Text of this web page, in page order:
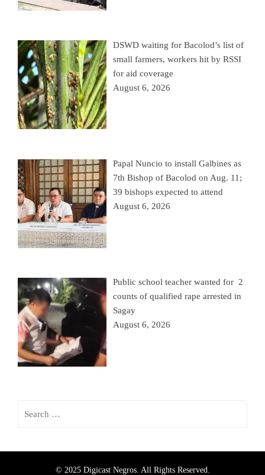
DSWD waiting for Bacolod’s list of
small farmers, workers hit by RSSI
for aid coverage
August 6, 2026
Papal Nuncio to install Galbines as
7th Bishop of Bacolod on Aug. 11;
39 bishops expected to attend
August 6, 2026
Public school teacher wanted for 2
counts of qualified rape arrested in
Sagay
August 6, 2026
© 2025 Digicast Negros. All Rights Reserved.